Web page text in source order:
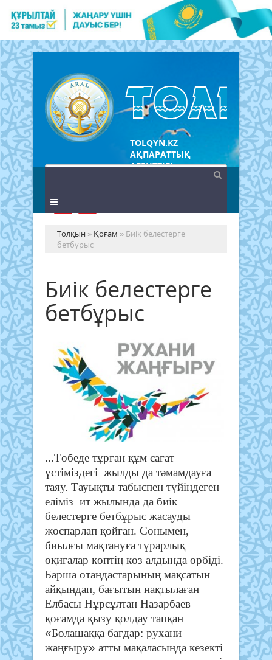
TOLQYN.KZ
АҚПАРАТТЫҚ
АГЕНТТІГІ
Толқын » Қоғам » Биік белестерге
бетбұрыс
Биік белестерге
бетбұрыс
...Төбеде тұрған құм сағат
үстіміздегі жылды да тәмамдауға
таяу. Тауықты табыспен түйіндеген
еліміз ит жылында да биік
белестерге бетбұрыс жасауды
жоспарлап қойған. Сонымен,
биылғы мақтануға тұрарлық
оқиғалар көптің көз алдында өрбіді.
Барша отандастарының мақсатын
айқындап, бағытын нақтылаған
Елбасы Нұрсұлтан Назарбаев
қоғамда қызу қолдау тапқан
«Болашаққа бағдар: рухани
жаңғыру» атты мақаласында кезекті